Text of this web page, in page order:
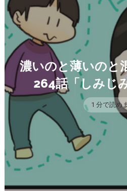
濃いのと薄いの
264話「しみじ
1 分で読め